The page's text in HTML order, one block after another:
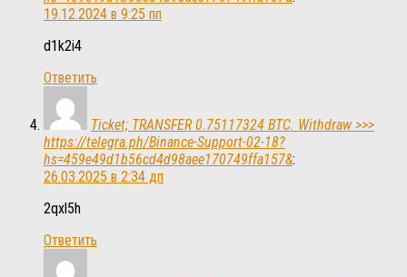
19.12.2024 в 9:25 пп
d1k2i4
Ответить
Ticket; TRANSFER 0.75117324 BTC. Withdraw >>>
https://telegra.ph/Binance-Support-02-18?
hs=459e49d1b56cd4d98aee170749ffa157&:
26.03.2025 в 2:34 дп
2qxl5h
Ответить